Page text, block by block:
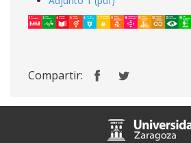
Compartir: